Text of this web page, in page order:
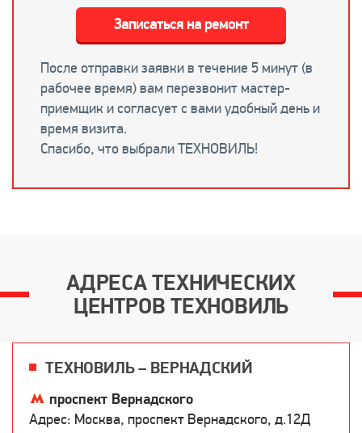
После отправки заявки в течение 5 минут (в
рабочее время) вам перезвонит мастер-
приемщик и согласует с вами удобный день и
время визита.
Спасибо, что выбрали ТЕХНОВИЛЬ!
Записаться на ремонт
АДРЕСА ТЕХНИЧЕСКИХ
ЦЕНТРОВ ТЕХНОВИЛЬ
ТЕХНОВИЛЬ – ВЕРНАДСКИЙ
проспект Вернадского
Адрес: Москва, проспект Вернадского, д.12Д